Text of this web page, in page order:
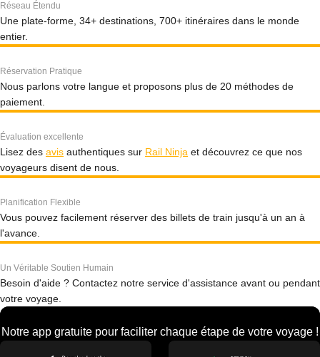
Réseau Étendu
Une plate-forme, 34+ destinations, 700+ itinéraires dans le monde
entier.
Réservation Pratique
Nous parlons votre langue et proposons plus de 20 méthodes de
paiement.
Évaluation excellente
Lisez des avis authentiques sur Rail Ninja et découvrez ce que nos
voyageurs disent de nous.
Planification Flexible
Vous pouvez facilement réserver des billets de train jusqu'à un an à
l'avance.
Un Véritable Soutien Humain
Besoin d'aide ? Contactez notre service d'assistance avant ou pendant
votre voyage.
Notre app gratuite pour faciliter chaque étape de votre voyage !